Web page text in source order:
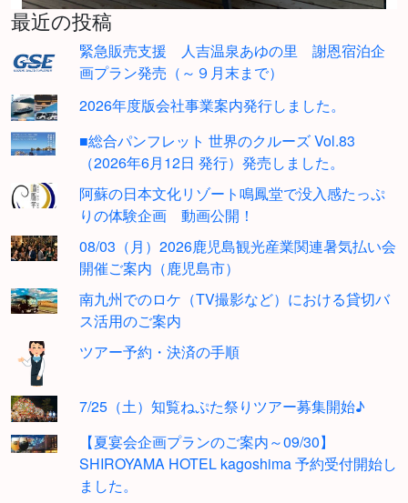
最近の投稿
緊急販売支援 人吉温泉あゆの里 謝恩宿泊企
画プラン発売（～９月末まで）
2026年度版会社事業案内発行しました。
■総合パンフレット 世界のクルーズ Vol.83
（2026年6月12日 発行）発売しました。
阿蘇の日本文化リゾート鳴鳳堂で没入感たっぷ
りの体験企画 動画公開！
08/03（月）2026鹿児島観光産業関連暑気払い会
開催ご案内（鹿児島市）
南九州でのロケ（TV撮影など）における貸切バ
ス活用のご案内
ツアー予約・決済の手順
7/25（土）知覧ねぷた祭りツアー募集開始♪
【夏宴会企画プランのご案内～09/30】
SHIROYAMA HOTEL kagoshima 予約受付開始し
ました。